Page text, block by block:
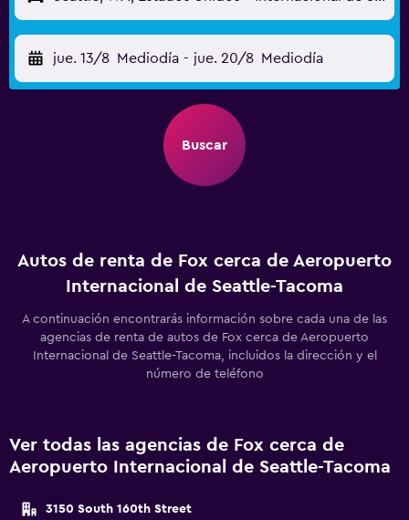
jue. 13/8 Mediodía - jue. 20/8 Mediodía
Buscar
Autos de renta de Fox cerca de Aeropuerto
Internacional de Seattle-Tacoma
A continuación encontrarás información sobre cada una de las
agencias de renta de autos de Fox cerca de Aeropuerto
Internacional de Seattle-Tacoma, incluidos la dirección y el
número de teléfono
Ver todas las agencias de Fox cerca de
Aeropuerto Internacional de Seattle-Tacoma
3150 South 160th Street